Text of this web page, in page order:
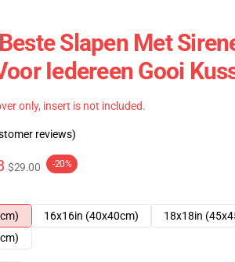
Slapen Met
Iedereen Gooi
only, insert is not included.
reviews)
$29.00 -20%
16x16in (40x40cm)
18x18in